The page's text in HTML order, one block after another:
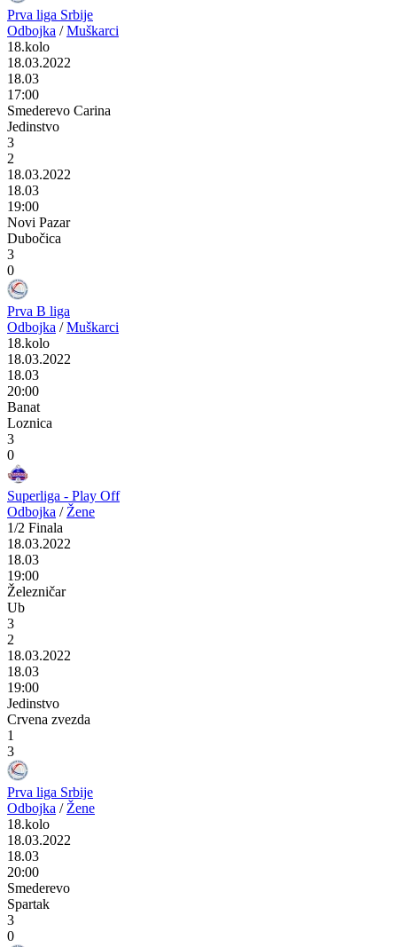
Prva liga Srbije
Odbojka / Muškarci
18.kolo
18.03.2022
18.03
17:00
Smederevo Carina
Jedinstvo
3
2
18.03.2022
18.03
19:00
Novi Pazar
Dubočica
3
0
Prva B liga
Odbojka / Muškarci
18.kolo
18.03.2022
18.03
20:00
Banat
Loznica
3
0
Superliga - Play Off
Odbojka / Žene
1/2 Finala
18.03.2022
18.03
19:00
Železničar
Ub
3
2
18.03.2022
18.03
19:00
Jedinstvo
Crvena zvezda
1
3
Prva liga Srbije
Odbojka / Žene
18.kolo
18.03.2022
18.03
20:00
Smederevo
Spartak
3
0